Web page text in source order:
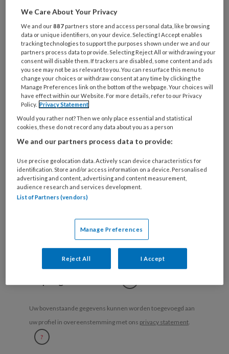
je
e-
mailadres?
* *
Kies
je
wachtwoord* *
Kies
je
functie *
Bij
welke
organisatie
je?
Untitled
Ontvang 2x per week de
KinderopvangTotaal nieuwsbrief
Ontvang iedere zondag het
Weekoverzicht
Ja, ik geef toestemming voor e-mails
van KinderopvangTotaal en
Uw bovenstaande gegevens kunnen worden toegevoegd aan
uw profiel in overeenstemming met ons privacy statement.
?
We Care About Your Privacy
We and our887 partners store and access personal data, like browsing
data or unique identifiers, on your device. Selecting I Accept enables
tracking technologies to support the purposes shown under we and our
partners process data to provide. Selecting Reject All or withdrawing your
consent will disable them. If trackers are disabled, some content and ads
you see may not be as relevant to you. You can resurface this menu to
change your choices or withdraw consent at any time by clicking the
Manage Preferences link on the bottom of the webpage. Your choices will
have effect within our Website. For more details, refer to our Privacy
Policy. Privacy Statement
Would you rather not? Then we only place essential and statistical
cookies, these do not record any data about you as a person
We and our partners process data to provide:
Use precise geolocation data. Actively scan device characteristics for
identification. Store and/or access information on a device. Personalised
advertising and content, advertising and content measurement,
audience research and services development.
List of Partners (vendors)
Manage Preferences
Reject All I Accept